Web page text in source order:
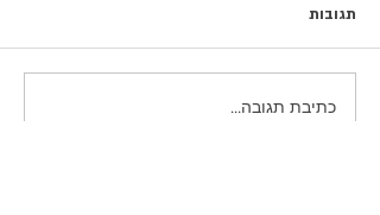
תגובות
כתיבת תגובה...